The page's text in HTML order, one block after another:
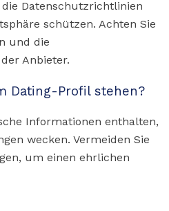
Datenschutzrichtlinien
schützen. Achten Sie
und die
Anbieter.
Dating-Profil stehen?
Informationen enthalten,
wecken. Vermeiden Sie
um einen ehrlichen